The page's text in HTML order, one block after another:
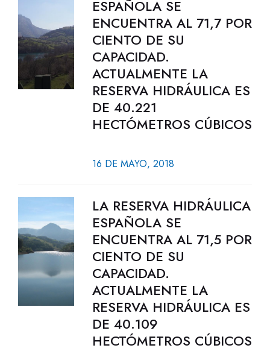
ESPAÑOLA SE
ENCUENTRA AL 71,7 POR
CIENTO DE SU
CAPACIDAD.
ACTUALMENTE LA
RESERVA HIDRÁULICA ES
DE 40.221
HECTÓMETROS CÚBICOS
16 DE MAYO, 2018
LA RESERVA HIDRÁULICA
ESPAÑOLA SE
ENCUENTRA AL 71,5 POR
CIENTO DE SU
CAPACIDAD.
ACTUALMENTE LA
RESERVA HIDRÁULICA ES
DE 40.109
HECTÓMETROS CÚBICOS